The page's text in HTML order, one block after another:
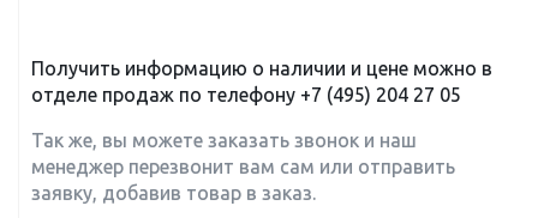
Получить информацию о наличии и цене можно в
отделе продаж по телефону +7 (495) 204 27 05
Так же, вы можете заказать звонок и наш
менеджер перезвонит вам сам или отправить
заявку, добавив товар в заказ.